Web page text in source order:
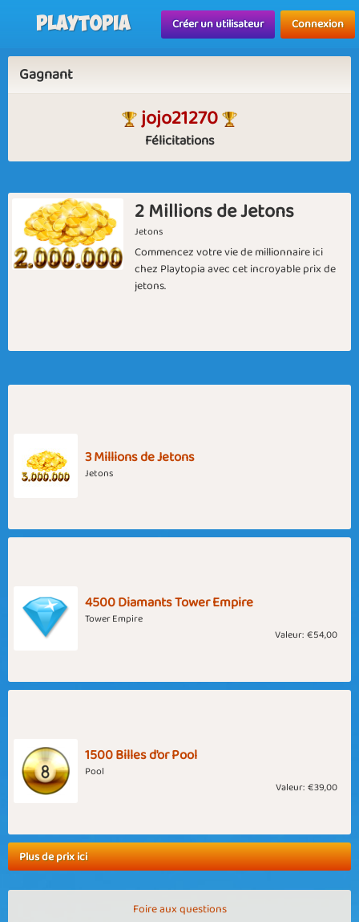
Playtopia Créer un utilisateur Connexion
Gagnant
jojo21270
Félicitations
2 Millions de Jetons
Jetons
Commencez votre vie de millionnaire ici
chez Playtopia avec cet incroyable prix de
jetons.
3 Millions de Jetons
Jetons
4500 Diamants Tower Empire
Tower Empire
Valeur: €54,00
1500 Billes d'or Pool
Pool
Valeur: €39,00
Plus de prix ici
Foire aux questions